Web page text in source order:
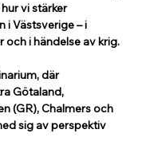
vi stärker
i Västsverige – i
och i händelse av krig.
där
Götaland,
(GR), Chalmers och
sig av perspektiv